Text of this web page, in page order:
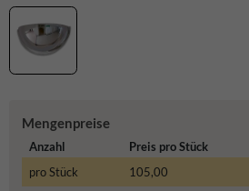
Mengenpreise
Anzahl Preis pro Stück
pro Stück
105,00